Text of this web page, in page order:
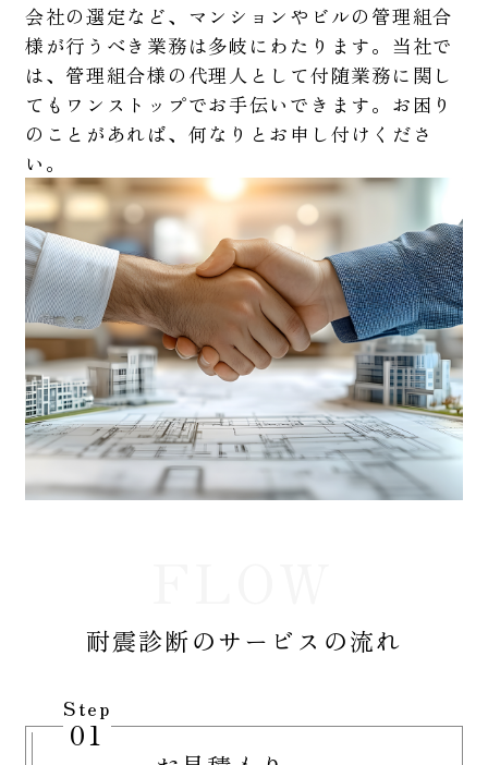
会社の選定など、マンションやビルの管理組合
様が行うべき業務は多岐にわたります。当社で
は、管理組合様の代理人として付随業務に関し
てもワンストップでお手伝いできます。お困り
のことがあれば、何なりとお申し付けくださ
い。
耐震診断のサービスの流れ
Step
01